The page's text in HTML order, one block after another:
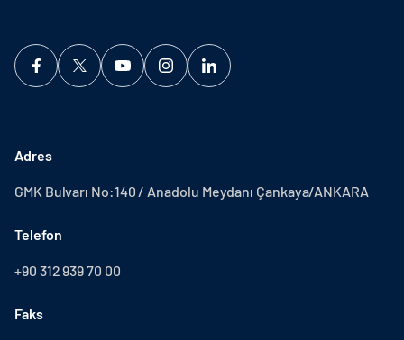
Adres
GMK Bulvarı No:140 / Anadolu Meydanı Çankaya/ANKARA
Telefon
+90 312 939 70 00
Faks